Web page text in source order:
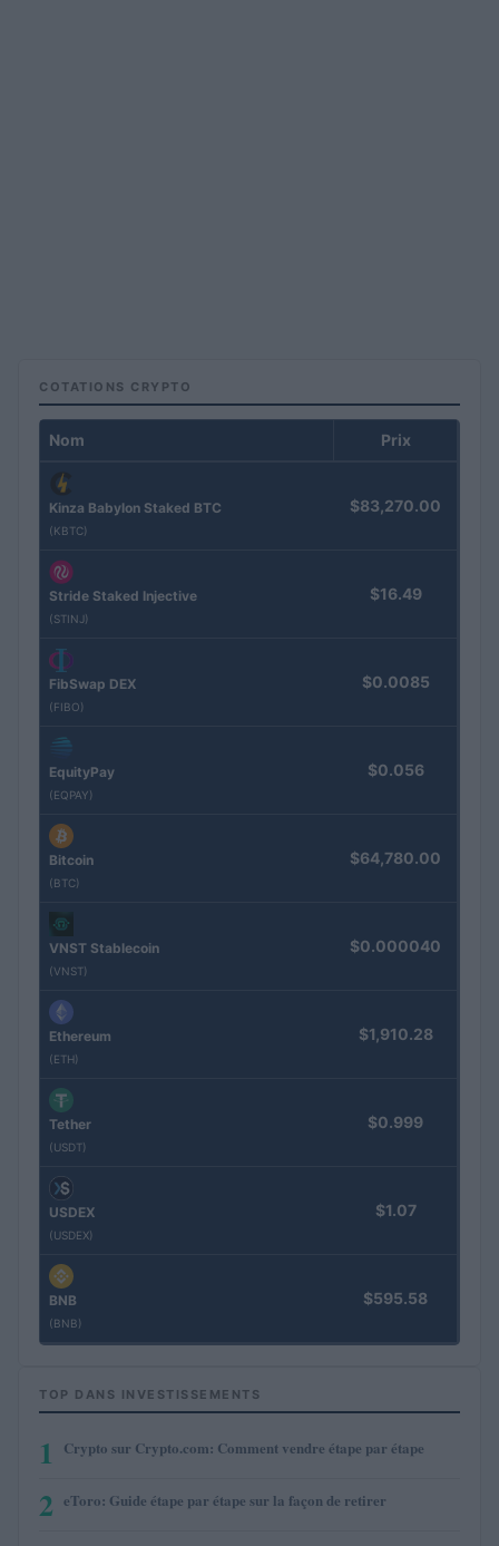
COTATIONS CRYPTO
Nom Prix
Kinza Babylon Staked BTC
(KBTC)
$83,270.00
Stride Staked Injective
(STINJ)
$16.49
FibSwap DEX
(FIBO)
$0.0085
EquityPay
(EQPAY)
$0.056
Bitcoin
(BTC)
$64,780.00
VNST Stablecoin
(VNST)
$0.000040
Ethereum
(ETH)
$1,910.28
Tether
(USDT)
$0.999
USDEX
(USDEX)
$1.07
BNB
(BNB)
$595.58
TOP DANS INVESTISSEMENTS
1 Crypto sur Crypto.com: Comment vendre étape par étape
2 eToro: Guide étape par étape sur la façon de retirer